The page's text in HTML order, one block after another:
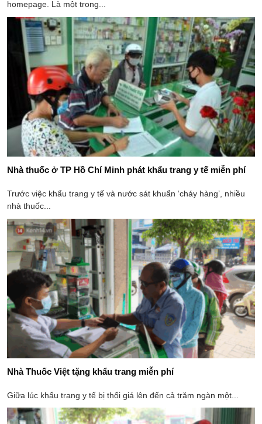
homepage. Là một trong...
Nhà thuốc ở TP Hồ Chí Minh phát khẩu trang y tế miễn phí
Trước việc khẩu trang y tế và nước sát khuẩn ‘cháy hàng’, nhiều
nhà thuốc...
Nhà Thuốc Việt tặng khẩu trang miễn phí
Giữa lúc khẩu trang y tế bị thổi giá lên đến cả trăm ngàn một...